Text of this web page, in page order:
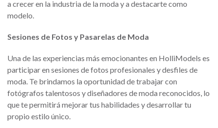
a crecer en la industria de la moda y a destacarte como
modelo.
Sesiones de Fotos y Pasarelas de Moda
Una de las experiencias más emocionantes en HolliModels es
participar en sesiones de fotos profesionales y desfiles de
moda. Te brindamos la oportunidad de trabajar con
fotógrafos talentosos y diseñadores de moda reconocidos, lo
que te permitirá mejorar tus habilidades y desarrollar tu
propio estilo único.